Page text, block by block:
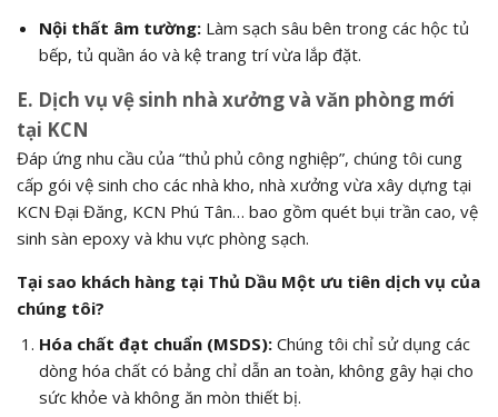
Nội thất âm tường:Làm sạch sâu bên trong các hộc tủ
bếp, tủ quần áo và kệ trang trí vừa lắp đặt.
E. Dịch vụ vệ sinh nhà xưởng và văn phòng mới
tại KCN
Đáp ứng nhu cầu của “thủ phủ công nghiệp”, chúng tôi cung
cấp gói vệ sinh cho các nhà kho, nhà xưởng vừa xây dựng tại
KCN Đại Đăng, KCN Phú Tân… bao gồm quét bụi trần cao, vệ
sinh sàn epoxy và khu vực phòng sạch.
Tại sao khách hàng tại Thủ Dầu Một ưu tiên dịch vụ của
chúng tôi?
Hóa chất đạt chuẩn (MSDS):Chúng tôi chỉ sử dụng các
dòng hóa chất có bảng chỉ dẫn an toàn, không gây hại cho
sức khỏe và không ăn mòn thiết bị.